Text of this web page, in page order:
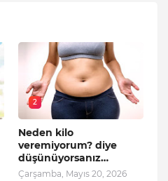
2
Neden kilo
veremiyorum? diye
düşünüyorsanız…
Çarşamba, Mayıs 20, 2026